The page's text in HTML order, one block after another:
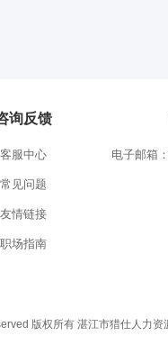
询反馈
客服中心
常见问题
友情链接
职场指南
电子邮箱
版权所有 湛江市猎仕人力资